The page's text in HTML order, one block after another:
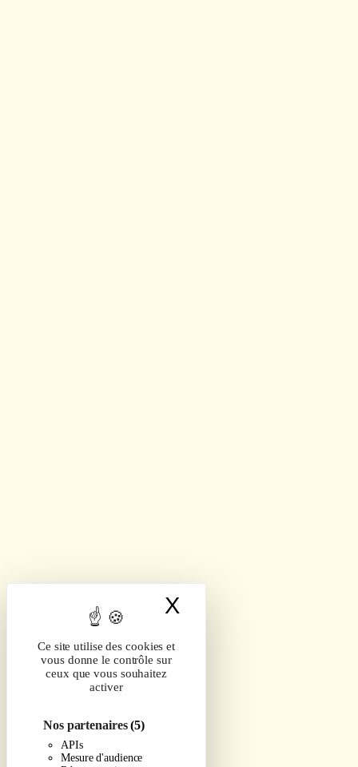
Ce site utilise des cookies et
vous donne le contrôle sur
ceux que vous souhaitez
activer
Nos partenaires(5)
APIs
Mesure d'audience
X